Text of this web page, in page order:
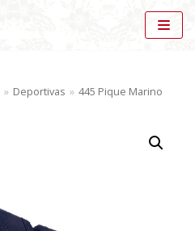
» Deportivas » 445 Pique Marino